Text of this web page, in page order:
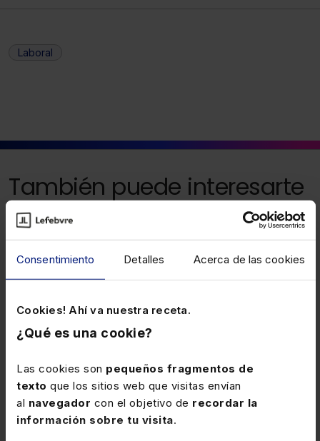
Consentimiento Detalles Acerca de las cookies
Cookies! Ahí va nuestra receta.
¿Qué es una cookie?
Las cookies son pequeños fragmentos de
texto que los sitios web que visitas envían
al navegador con el objetivo de recordar la
información sobre tu visita.
Laboral
También puede interesarte
7 ABRIL 2026
Contratación de personas en situación
empleo por el nuevo contrato de transición al empleo
ordinario y se adapta a esta circunstancia la
por la contratación de personas en riesgo o situación
de exclusión social.